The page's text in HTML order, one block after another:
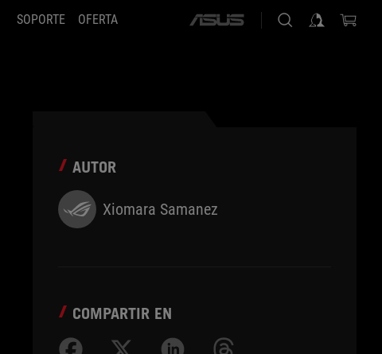
SOPORTE OFERTA
ASUS
AUTOR
Xiomara Samanez
COMPARTIR EN